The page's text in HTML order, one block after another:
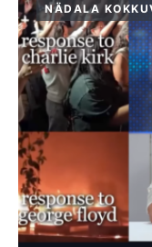
NÄDALA